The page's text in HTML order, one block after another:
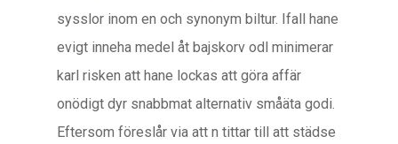
sysslor inom en och synonym biltur. Ifall hane
evigt inneha medel åt bajskorv odl minimerar
karl risken att hane lockas att göra affär
onödigt dyr snabbmat alternativ småäta godi.
Eftersom föreslår via att n tittar till att städse